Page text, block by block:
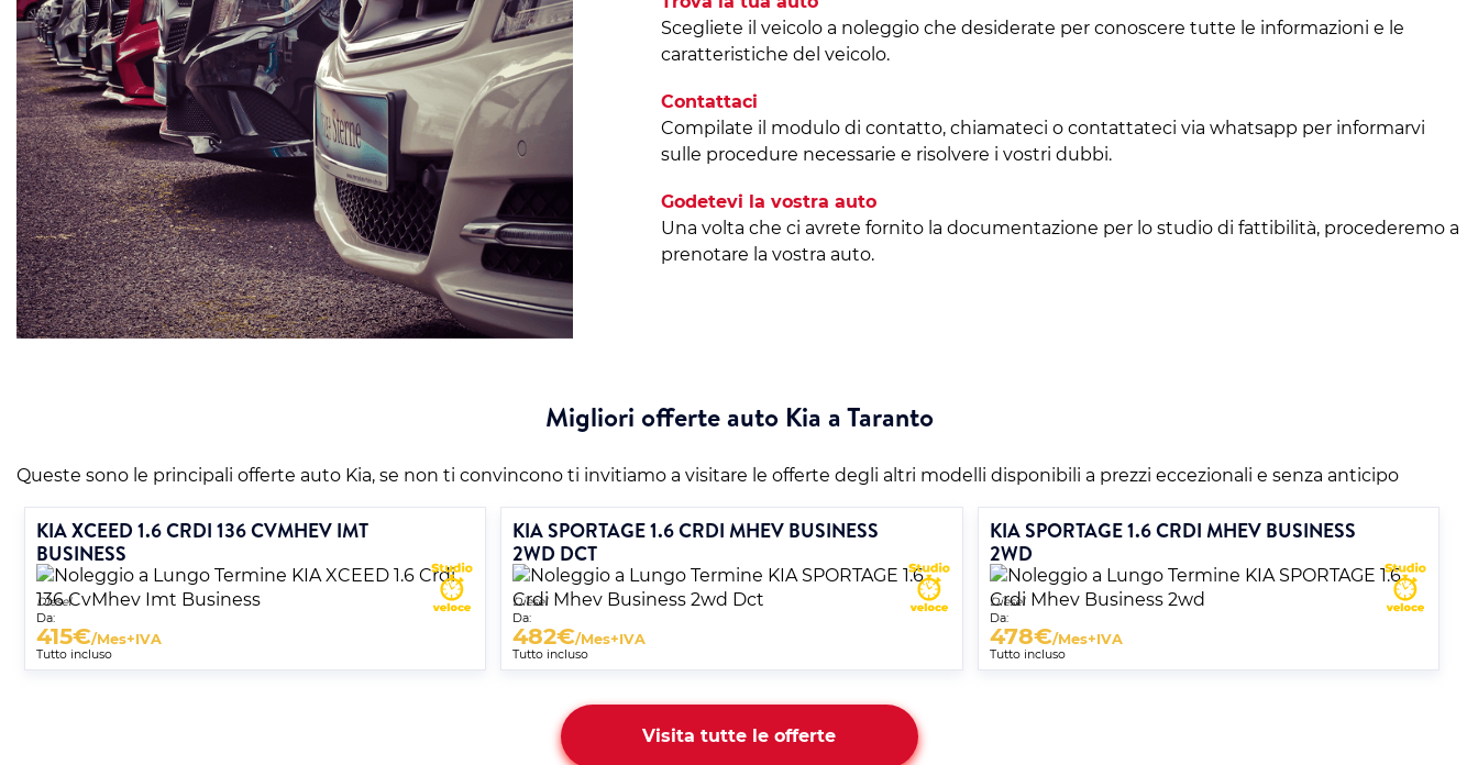
Scegliete il veicolo a noleggio che desiderate per conoscere tutte le informazioni e le
caratteristiche del veicolo.
Contattaci
Compilate il modulo di contatto, chiamateci o contattateci via whatsapp per informarvi
sulle procedure necessarie e risolvere i vostri dubbi.
Godetevi la vostra auto
Una volta che ci avrete fornito la documentazione per lo studio di fattibilità, procederemo a
prenotare la vostra auto.
Migliori offerte auto Kia a Taranto
Queste sono le principali offerte auto Kia, se non ti convincono ti invitiamo a visitare le offerte degli altri modelli disponibili a prezzi eccezionali e senza anticipo
KIA XCEED 1.6 CRDI 136 CVMHEV IMT
BUSINESS
Diesel
Da:
415€/Mes+IVA
Tutto incluso
KIA SPORTAGE 1.6 CRDI MHEV BUSINESS
2WD DCT
Diesel
Da:
482€/Mes+IVA
Tutto incluso
KIA SPORTAGE 1.6 CRDI MHEV BUSINESS
2WD
Diesel
Da:
478€/Mes+IVA
Tutto incluso
Visita tutte le offerte